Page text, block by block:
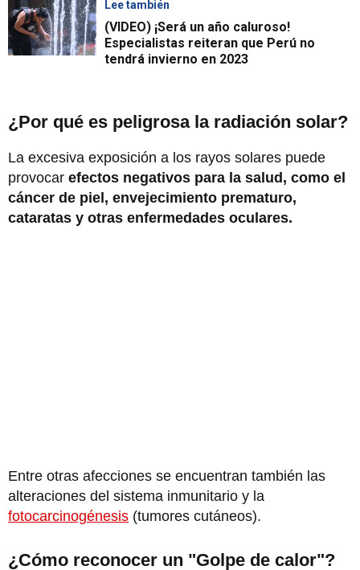
Lee también
(VIDEO) ¡Será un año caluroso!
Especialistas reiteran que Perú no
tendrá invierno en 2023
¿Por qué es peligrosa la radiación solar?
La excesiva exposición a los rayos solares puede
provocar efectos negativos para la salud, como el
cáncer de piel, envejecimiento prematuro,
cataratas y otras enfermedades oculares.
Entre otras afecciones se encuentran también las
alteraciones del sistema inmunitario y la
fotocarcinogénesis (tumores cutáneos).
¿Cómo reconocer un "Golpe de calor"?